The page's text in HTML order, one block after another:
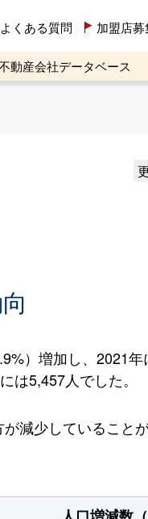
よくある質問 加盟店募
動産会社データベース
）増加し、2021
5,457人でした。
減少していることが